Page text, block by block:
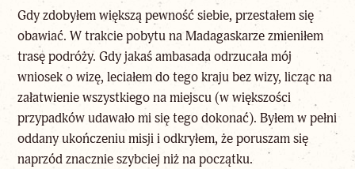
Gdy zdobyłem większą pewność siebie, przestałem się
obawiać. W trakcie pobytu na Madagaskarze zmieniłem
trasę podróży. Gdy jakaś ambasada odrzucała mój
wniosek o wizę, leciałem do tego kraju bez wizy, licząc na
załatwienie wszystkiego na miejscu (w większości
przypadków udawało mi się tego dokonać). Byłem w pełni
oddany ukończeniu misji i odkryłem, że poruszam się
naprzód znacznie szybciej niż na początku.